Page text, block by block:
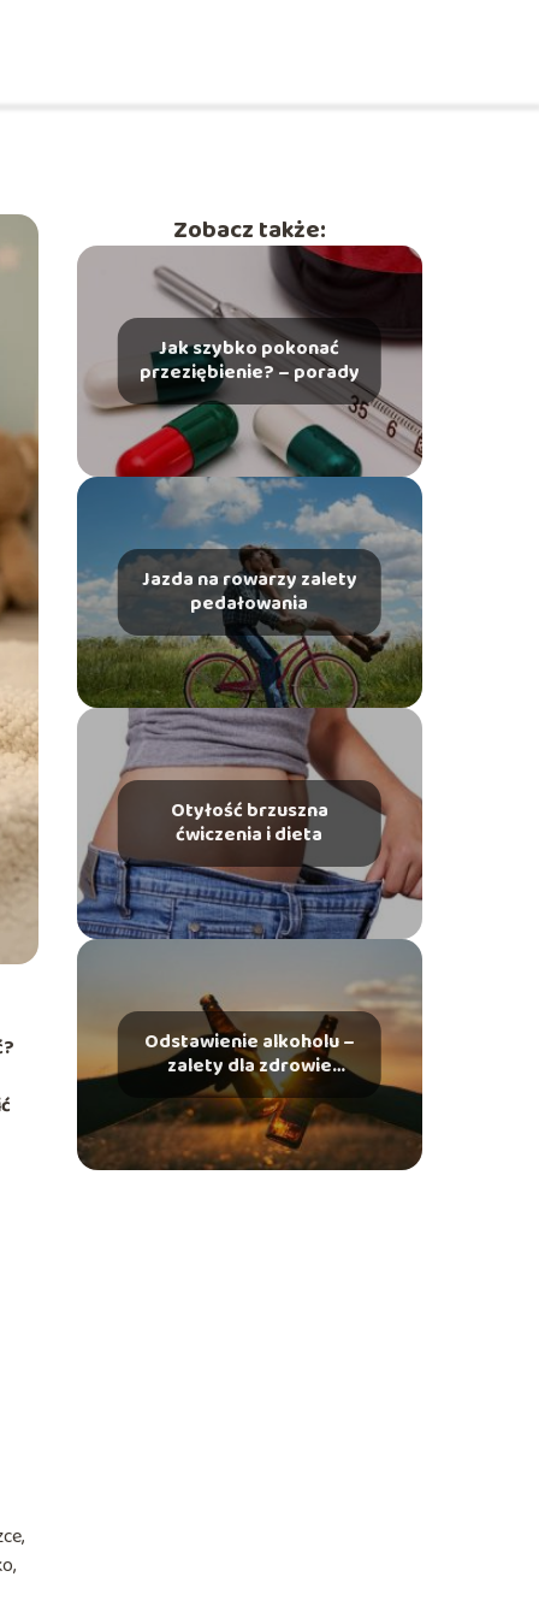
Zobacz także:
Jak szybko pokonać
przeziębienie? – porady
Jazda na rowarzy zalety
pedałowania
Otyłość brzuszna
ćwiczenia i dieta
Odstawienie alkoholu –
zalety dla zdrowie
psychicznego i
fizycznego